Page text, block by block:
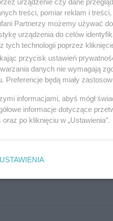
3 godziny z moim
wytłumaczyc, tez mam
kasy, kiedy ja
zadawane jest do
pracować po 40 godzin
ważne gdzie pracuje a
udostępniać
treści, pomiar reklam i
Partnerzy możemy używać
urządzenia do celów
tych technologii poprzez
przycisk ustawień
danych nie wymagają
Preferencje będą miały
informacjami, abyś mógł
informacje dotyczące
oraz po kliknięciu w „Ustawienia”.
USTAWIENIA